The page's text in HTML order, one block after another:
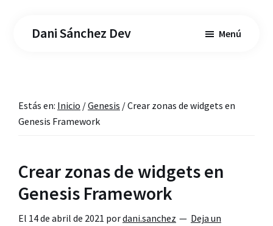
Dani Sánchez Dev Menú
Estás en: Inicio /Genesis /Crear zonas de widgets en
Genesis Framework
Crear zonas de widgets en
Genesis Framework
El 14 de abril de 2021 pordani.sanchez
Deja un